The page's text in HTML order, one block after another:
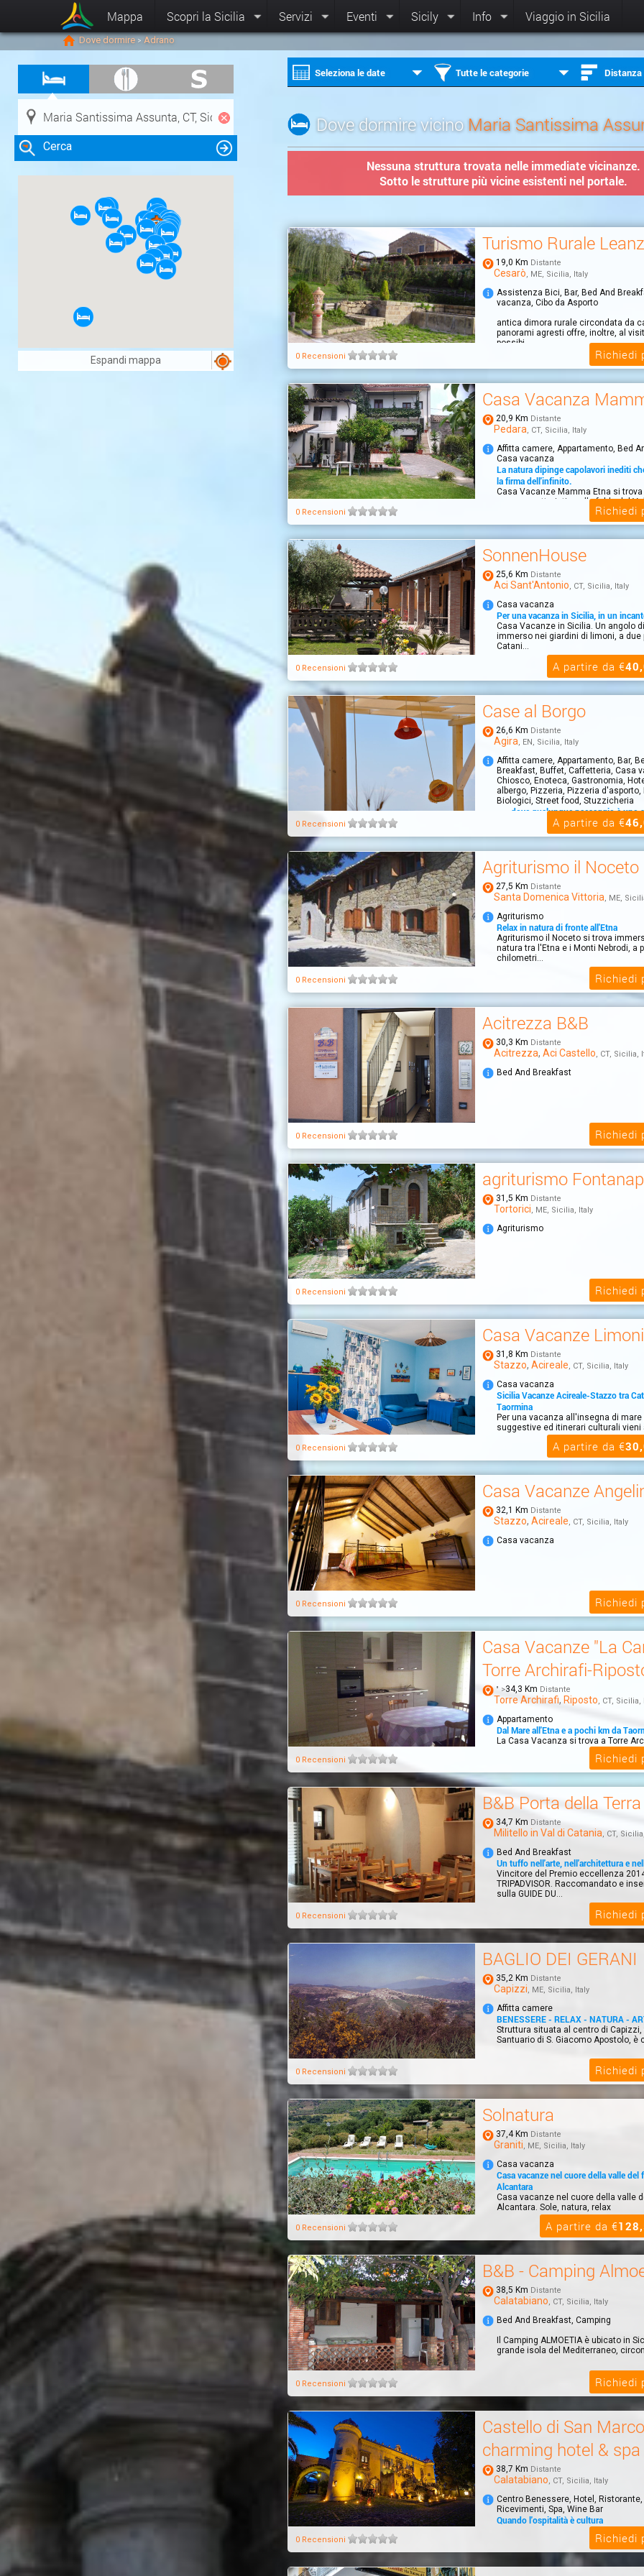
Mappa Scopri la Sicilia Servizi Eventi Sicily Info Viaggio in Sicilia
Dove dormire > Adrano
Cerca
Clicca su una risorsa nella mappa
per visualizzare le informazioni
Espandi mappa
Seleziona le date Tutte le categorie Distanza
Dove dormire vicinoMaria Santissima
Nessuna struttura trovata nelle immediate vicinanze.
Sotto le strutture più vicine esistenti nel portale.
Turismo Rurale
19,0 Km Distante
Cesarò, ME, Sicilia, Italy
Assistenza Bici, Bar, Bed And
vacanza, Cibo da Asporto
antica dimora rurale circondata da
panorami agresti offre, inoltre, al
possibi...
0 Recensioni Richiedi
Casa Vacanza
20,9 Km Distante
Pedara, CT, Sicilia, Italy
Affitta camere, Appartamento, Bed
Casa vacanza
La natura dipinge capolavori inediti
la firma dell'infinito.
Casa Vacanze Mamma Etna si trova
paese caratteristico alle falde del
0 Recensioni Richiedi
SonnenHouse
25,6 Km Distante
Aci Sant'Antonio, CT, Sicilia, Italy
Casa vacanza
Per una vacanza in Sicilia, in un
Casa Vacanze in Sicilia. Un angolo
immerso nei giardini di limoni, a due
Catani...
0 Recensioni A partire da €
Case al Borgo
26,6 Km Distante
Agira, EN, Sicilia, Italy
Affitta camere, Appartamento, Bar,
Breakfast, Buffet, Caffetteria, Casa
Chiosco, Enoteca, Gastronomia,
albergo, Pizzeria, Pizzeria d'asporto,
Biologici, Street food, Stuzzicheria
.....dove qualunque paesaggio è uno
CASE AL BORGO, offre sistemazioni
RELAIS, con formula HOTEL o B&B.
0 Recensioni A partire da €
Agriturismo il Noceto
27,5 Km Distante
Santa Domenica Vittoria, ME,
Agriturismo
Relax in natura di fronte all'Etna
Agriturismo il Noceto si trova
natura tra l'Etna e i Monti Nebrodi, a
chilometri...
0 Recensioni Richiedi
Acitrezza B&B
30,3 Km Distante
Acitrezza, Aci Castello, CT, Sicilia,
Bed And Breakfast
0 Recensioni Richiedi
agriturismo
31,5 Km Distante
Tortorici, ME, Sicilia, Italy
Agriturismo
0 Recensioni Richiedi
Casa Vacanze Limoni
31,8 Km Distante
Stazzo, Acireale, CT, Sicilia, Italy
Casa vacanza
Sicilia Vacanze Acireale-Stazzo tra
Taormina
Per una vacanza all'insegna di
suggestive ed itinerari culturali vieni
0 Recensioni A partire da €
Casa Vacanze
32,1 Km Distante
Stazzo, Acireale, CT, Sicilia, Italy
Casa vacanza
0 Recensioni Richiedi
Casa Vacanze "La
Torre Archirafi-
" >34,3 Km Distante
Torre Archirafi, Riposto, CT, Sicilia,
Appartamento
Dal Mare all'Etna e a pochi km da
La Casa Vacanza si trova a Torre
borgo marinaro di Riposto che si
0 Recensioni Richiedi
B&B Porta della Terra
34,7 Km Distante
Militello in Val di Catania, CT,
Bed And Breakfast
Un tuffo nell'arte, nell'architettura e
Vincitore del Premio eccellenza
TRIPADVISOR. Raccomandato e
sulla GUIDE DU...
0 Recensioni Richiedi
BAGLIO DEI GERANI
35,2 Km Distante
Capizzi, ME, Sicilia, Italy
Affitta camere
BENESSERE - RELAX - NATURA -
Struttura situata al centro di Capizzi,
Santuario di S. Giacomo Apostolo, è
0 Recensioni Richiedi
Solnatura
37,4 Km Distante
Graniti, ME, Sicilia, Italy
Casa vacanza
Casa vacanze nel cuore della valle del
Alcantara
Casa vacanze nel cuore della valle
Alcantara. Sole, natura, relax
0 Recensioni A partire da €
B&B - Camping
38,5 Km Distante
Calatabiano, CT, Sicilia, Italy
Bed And Breakfast, Camping
Il Camping ALMOETIA è ubicato in
grande isola del Mediterraneo,
0 Recensioni Richiedi
Castello di San Marco
charming hotel & spa
38,7 Km Distante
Calatabiano, CT, Sicilia, Italy
Centro Benessere, Hotel, Ristorante,
Ricevimenti, Spa, Wine Bar
Quando l'ospitalità è cultura
Il Castello di San Marco charming
immerso in un parco di 4 ettari, a
dal...
0 Recensioni Richiedi